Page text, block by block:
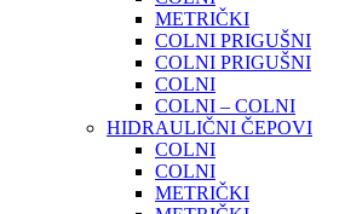
METRIČKI
COLNI PRIGUŠNI
COLNI PRIGUŠNI
COLNI
COLNI – COLNI
HIDRAULIČNI ČEPOVI
COLNI
COLNI
METRIČKI